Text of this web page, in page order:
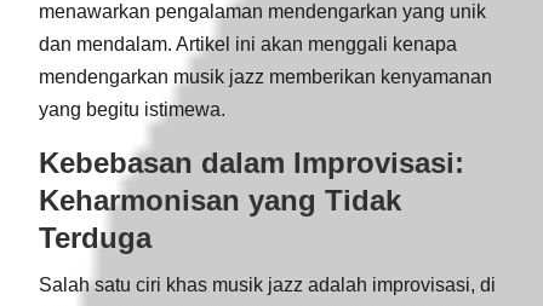
menawarkan pengalaman mendengarkan yang unik
dan mendalam. Artikel ini akan menggali kenapa
mendengarkan musik jazz memberikan kenyamanan
yang begitu istimewa.
Kebebasan dalam Improvisasi:
Keharmonisan yang Tidak
Terduga
Salah satu ciri khas musik jazz adalah improvisasi, di